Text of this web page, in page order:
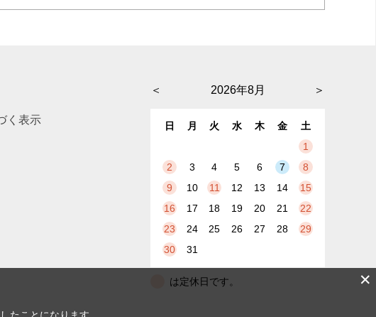
く表示
＜ ＞
2026年8月
日 月 火 水 木 金
土
1
2
3 4 5 6 7
8
9
10 11 12 13 14
15
16
17 18 19 20 21
22
23
24 25 26 27 28
29
30
31
は定休日です。 ✕